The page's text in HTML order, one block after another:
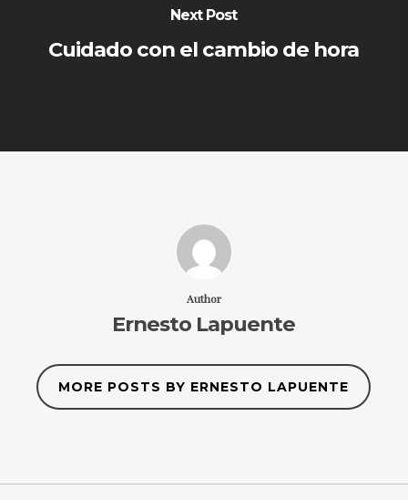
Next Post
Cuidado con el cambio de hora
Author
Ernesto Lapuente
MORE POSTS BY ERNESTO LAPUENTE